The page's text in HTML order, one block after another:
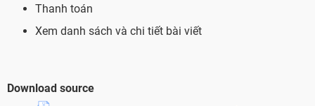
Thanh toán
Xem danh sách và chi tiết bài viết
Download source